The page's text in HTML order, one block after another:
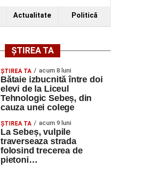
Actualitate Politică
ȘTIREA TA
ŞTIREA TA acum 8 luni
Bătaie izbucnită între doi
elevi de la Liceul
Tehnologic Sebeș, din
cauza unei colege
ŞTIREA TA acum 9 luni
La Sebeș, vulpile
traverseaza strada
folosind trecerea de
pietoni…